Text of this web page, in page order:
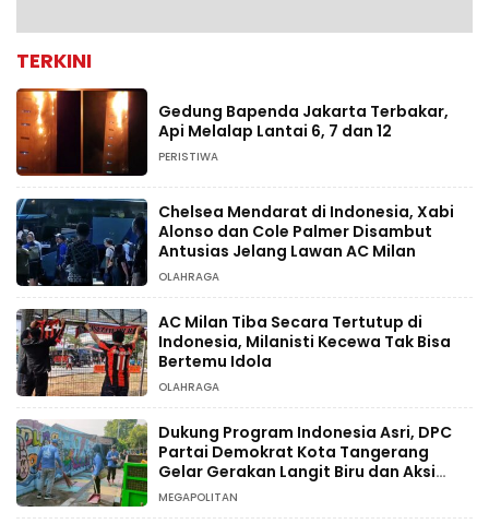
TERKINI
Gedung Bapenda Jakarta Terbakar,
Api Melalap Lantai 6, 7 dan 12
PERISTIWA
Chelsea Mendarat di Indonesia, Xabi
Alonso dan Cole Palmer Disambut
Antusias Jelang Lawan AC Milan
OLAHRAGA
AC Milan Tiba Secara Tertutup di
Indonesia, Milanisti Kecewa Tak Bisa
Bertemu Idola
OLAHRAGA
Dukung Program Indonesia Asri, DPC
Partai Demokrat Kota Tangerang
Gelar Gerakan Langit Biru dan Aksi
Tanam Pohon
MEGAPOLITAN